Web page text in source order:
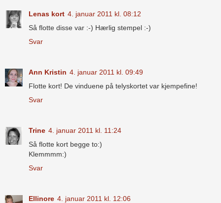
Lenas kort 4. januar 2011 kl. 08:12
Så flotte disse var :-) Hærlig stempel :-)
Svar
Ann Kristin 4. januar 2011 kl. 09:49
Flotte kort! De vinduene på telyskortet var kjempefine!
Svar
Trine 4. januar 2011 kl. 11:24
Så flotte kort begge to:)
Klemmmm:)
Svar
Ellinore 4. januar 2011 kl. 12:06